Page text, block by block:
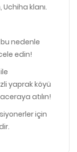
klanı.
bu nedenle
edin!
yaprak köyü
atılın!
için